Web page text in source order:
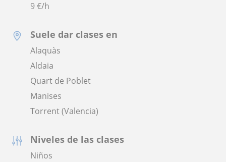
9€/h
Suele dar clases en
Alaquàs
Aldaia
Quart de Poblet
Manises
Torrent (Valencia)
Niveles de las clases
Niños